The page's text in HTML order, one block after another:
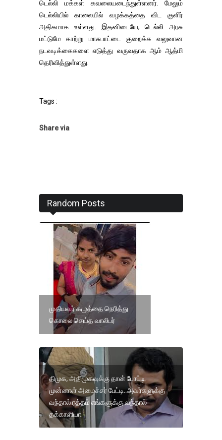
டெல்லி மக்கள் கவலையடைந்துள்ளனர். மேலும்
டெல்லியில் காலையில் வழக்கத்தை விட குளிர்
அதிகமாக உள்ளது. இதனிடையே, டெல்லி அரசு
மட்டுமே காற்று மாசுபாட்டை குறைக்க வலுவான
நடவடிக்கைகளை எடுத்து வருவதாக ஆம் ஆத்மி
தெரிவித்துள்ளது.
Tags :
Share via
Random Posts
முதியவர் கழுத்தை நெரித்து
கொலை செய்த வாலிபர்
திமுக, அதிமுகவுக்கு தான் போட்டி.
முன்னாள் அமைச்சர் பேட்டி..அவர்களுக்கு
வந்தால் ரத்தம் எங்களுக்கு வந்தால்
தக்காளியா.